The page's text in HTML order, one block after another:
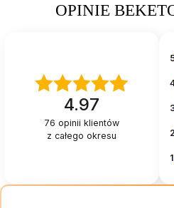
OPINIE
4.97
76 opinii klientów
z całego okresu
2
1